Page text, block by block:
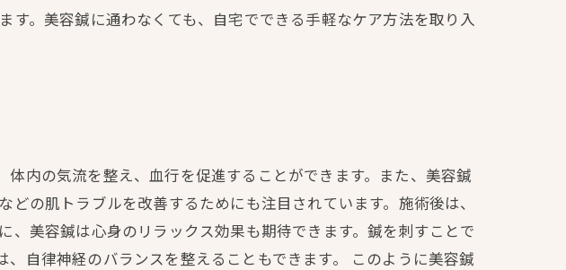
。美容鍼に通わなくても、自宅でできる手軽なケア方法を取り入
内の気流を整え、血行を促進することができます。また、美容鍼
の肌トラブルを改善するためにも注目されています。施術後は、
美容鍼は心身のリラックス効果も期待できます。鍼を刺すことで
自律神経のバランスを整えることもできます。 このように美容鍼